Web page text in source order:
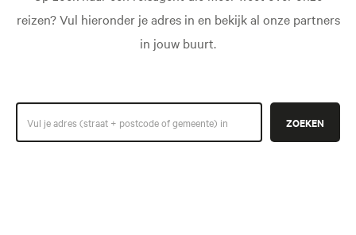
reizen? Vul hieronder je adres in en bekijk al onze partners
in jouw buurt.